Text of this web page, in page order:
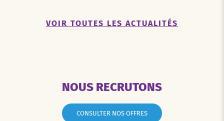
VOIR TOUTES LES ACTUALITÉS
NOUS RECRUTONS
CONSULTER NOS OFFRES